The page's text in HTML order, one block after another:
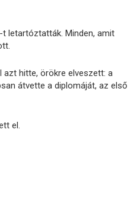
t letartóztatták. Minden, amit
hitte, örökre elveszett: a
átvette a diplomáját, az első
el.